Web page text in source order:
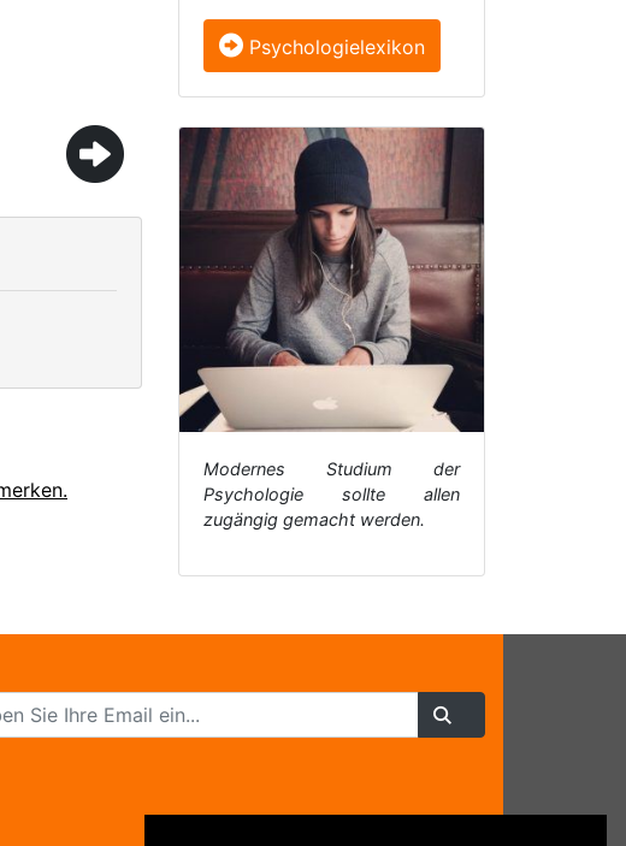
Psychologielexikon
Modernes Studium der
Psychologie sollte allen
zugängig gemacht werden.